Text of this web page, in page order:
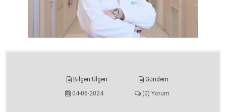
Bilgen Ülgen
Gündem
04-06-2024
(0) Yorum